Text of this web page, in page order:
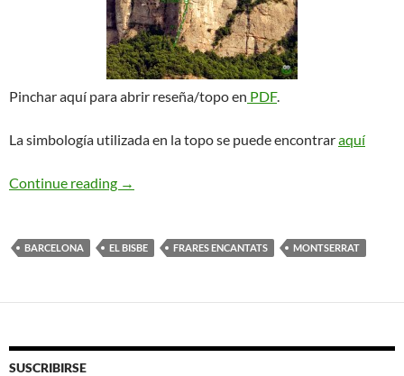
Pinchar aquí para abrir reseña/topo en PDF.
La simbología utilizada en la topo se puede encontraraquí
Continue reading G.A.M. El Bisbe
→
BARCELONA EL BISBE FRARES ENCANTATS MONTSERRAT
SUSCRIBIRSE